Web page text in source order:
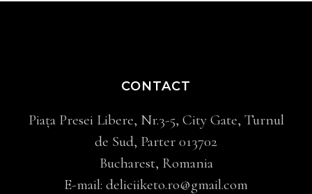
CONTACT
Piața Presei Libere, Nr.3-5, City Gate, Turnul
de Sud, Parter 013702
Bucharest, Romania
E-mail: deliciiketo.ro@gmail.com